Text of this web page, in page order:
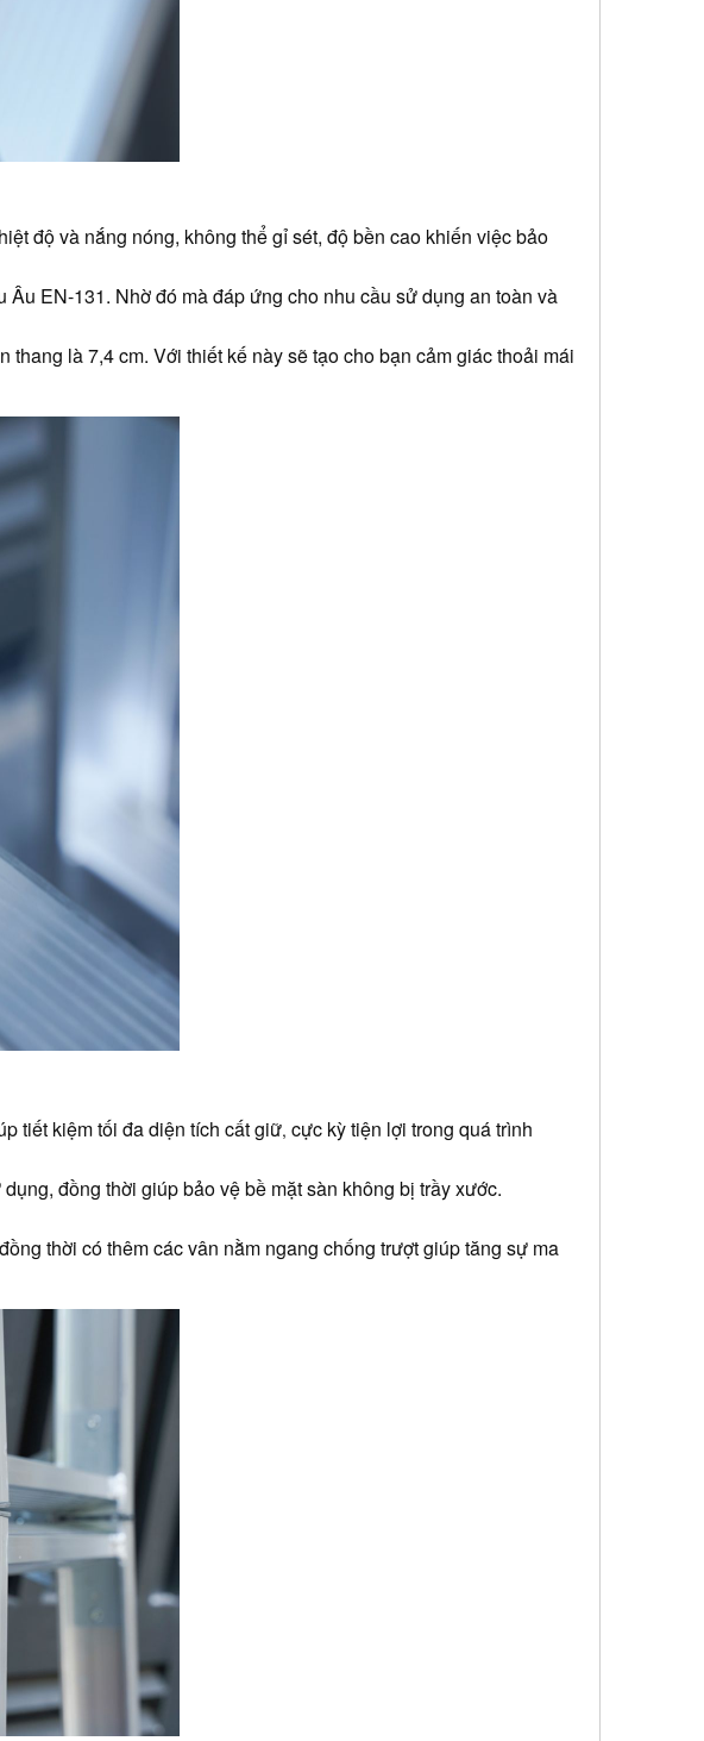
độ và nắng nóng, không thể gỉ sét, độ bền cao khiến việc bảo
EN-131. Nhờ đó mà đáp ứng cho nhu cầu sử dụng an toàn và
là 7,4 cm. Với thiết kế này sẽ tạo cho bạn cảm giác thoải mái
tiết kiệm tối đa diện tích cất giữ, cực kỳ tiện lợi trong quá trình
đồng thời giúp bảo vệ bề mặt sàn không bị trầy xước.
thời có thêm các vân nằm ngang chống trượt giúp tăng sự ma